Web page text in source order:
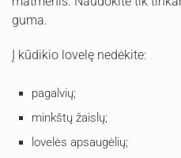
guma.
Į kūdikio lovelę nedėkite:
pagalvių;
minkštų žaislų;
lovelės apsaugėlių;